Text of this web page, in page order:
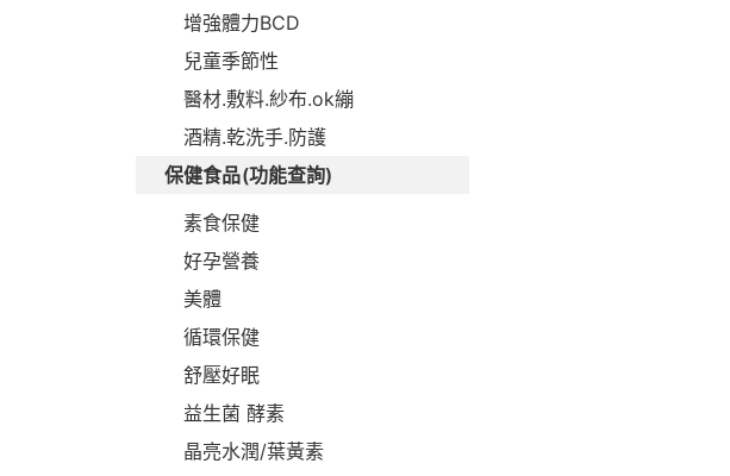
增強體力BCD
兒童季節性
醫材.敷料.紗布.ok繃
酒精.乾洗手.防護
保健食品(功能查詢)
素食保健
好孕營養
美體
循環保健
舒壓好眠
益生菌 酵素
晶亮水潤/葉黃素